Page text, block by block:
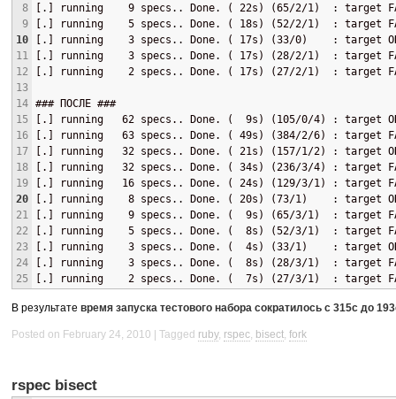
8
9
10
11
12
13
14
15
16
17
18
19
20
21
22
23
24
25
[.] running    9 specs.. Done. ( 22s) (65/2/1)  : target
[.] running    5 specs.. Done. ( 18s) (52/2/1)  : target
[.] running    3 specs.. Done. ( 17s) (33/0)    : target
[.] running    3 specs.. Done. ( 17s) (28/2/1)  : target
[.] running    2 specs.. Done. ( 17s) (27/2/1)  : target
### ПОСЛЕ ###
[.] running   62 specs.. Done. (  9s) (105/0/4) : target
[.] running   63 specs.. Done. ( 49s) (384/2/6) : target
[.] running   32 specs.. Done. ( 21s) (157/1/2) : target
[.] running   32 specs.. Done. ( 34s) (236/3/4) : target
[.] running   16 specs.. Done. ( 24s) (129/3/1) : target
[.] running    8 specs.. Done. ( 20s) (73/1)    : target
[.] running    9 specs.. Done. (  9s) (65/3/1)  : target
[.] running    5 specs.. Done. (  8s) (52/3/1)  : target
[.] running    3 specs.. Done. (  4s) (33/1)    : target
[.] running    3 specs.. Done. (  8s) (28/3/1)  : target
[.] running    2 specs.. Done. (  7s) (27/3/1)  : target
В результате время запуска тестового набора сократилось с 315с до
Posted on February 24, 2010 Tagged ruby, rspec, bisect, fork
rspec bisect